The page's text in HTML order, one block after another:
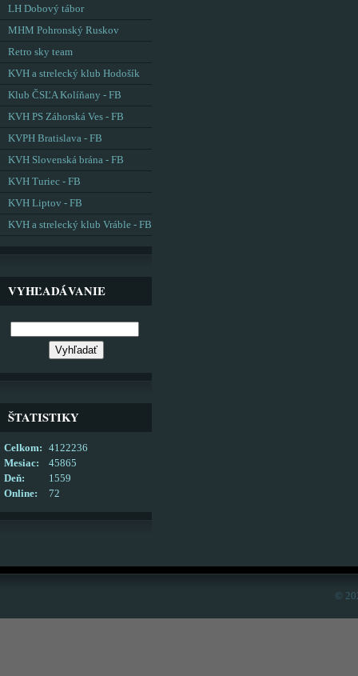
LH Dobový tábor
MHM Pohronský Ruskov
Retro sky team
KVH a strelecký klub Hodošík
Klub ČSĽA Kolíňany - FB
KVH PS Záhorská Ves - FB
KVPH Bratislava - FB
KVH Slovenská brána - FB
KVH Turiec - FB
KVH Liptov - FB
KVH a strelecký klub Vráble - FB
VYHĽADÁVANIE
ŠTATISTIKY
Online: 72
Celkom:
4122236
Mesiac:
45865
Deň:
1559
©